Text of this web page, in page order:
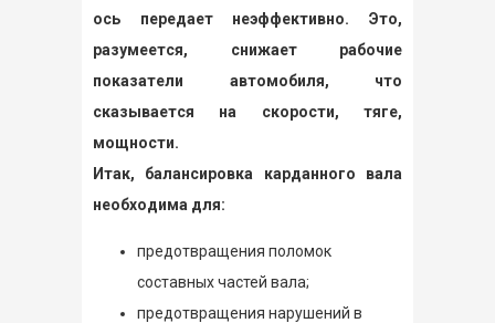
ось передает неэффективно. Это,
разумеется, снижает рабочие
показатели автомобиля, что
сказывается на скорости, тяге,
мощности.
Итак, балансировка карданного вала
необходима для:
предотвращения поломок
составных частей вала;
предотвращения нарушений в